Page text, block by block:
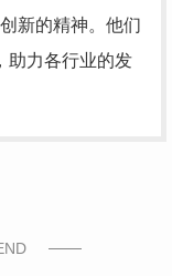
新的精神。他们
助力各行业的发